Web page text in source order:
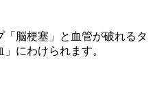
脳梗塞」と血管が破れるタ
にわけられます。